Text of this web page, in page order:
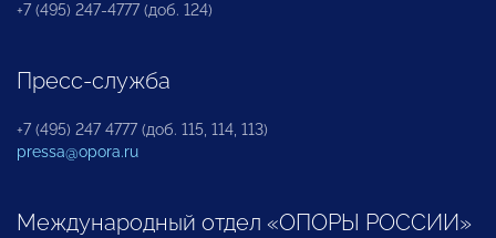
+7 (495) 247-4777 (доб. 124)
Пресс-служба
+7 (495) 247 4777 (доб. 115, 114, 113)
pressa@opora.ru
Международный отдел «ОПОРЫ РОССИИ»